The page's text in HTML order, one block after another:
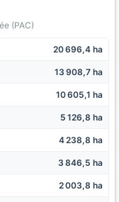
(PAC)
20 696,4 ha
13 908,7 ha
10 605,1 ha
5 126,8 ha
4 238,8 ha
3 846,5 ha
2 003,8 ha